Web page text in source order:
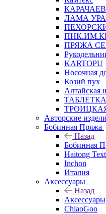
ЛАМА
ПРЯЖА
KARTOPU
Носочная
Козий пух
Алтайская
Авторские
Бобинная Пряжа
Назад
Бобинная
Haitong
Inchon
Италия
Аксессуары
Назад
Аксессуары
ChiaoGoo